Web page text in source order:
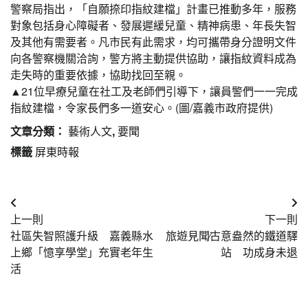
警察局指出，「自願捺印指紋建檔」計畫已推動多年，服務
對象包括身心障礙者、發展遲緩兒童、精神病患、年長失智
及其他有需要者。凡市民有此需求，均可攜帶身分證明文件
向各警察機關洽詢，警方將主動提供協助，讓指紋資料成為
走失時的重要依據，協助找回至親。
▲21位早療兒童在社工及老師們引導下，讓員警們一一完成
指紋建檔，令家長們多一道安心。(圖/嘉義市政府提供)
文章分類： 藝術人文,要聞
標籤 屏東時報
文
章
導
覽
上一則
社區失智照護升級 嘉義縣水
上鄉「憶享學堂」充實老年生
活
下一則
旅遊見聞∕古意盎然的鐵道驛
站 功成身未退